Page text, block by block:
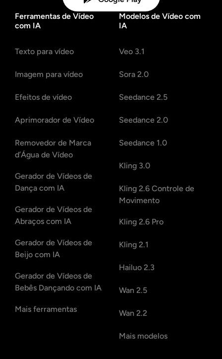
Ferramentas de Vídeo
com IA
Texto para vídeo
Imagem para vídeo
Efeitos de vídeo
Aprimorador de Vídeo
Removedor de Marca
d’Água de Vídeo
Gerador de Vídeos de
Dança com IA
Gerador de Vídeos de
Abraços com IA
Gerador de Vídeos de
Beijo com IA
Gerador de Vídeos de
Bebês Dançando com IA
Mais ferramentas
Modelos de Vídeo com
IA
Veo 3.1
Sora 2.0
Seedance 2.5
Seedance 2.0
Seedance 1.0
Kling 3.0
Kling 2.6 Controle de
Movimento
Kling 2.6 Pro
Kling 2.1
Hailuo 2.3
Wan 2.5
Wan 2.2
Mais modelos